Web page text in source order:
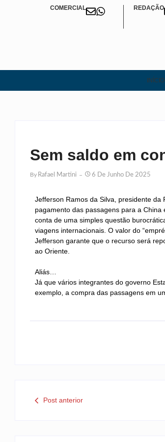
COMERCIAL REDAÇÃO
INÍCIO
Sem saldo em
By Rafael Martini 6 De Junho De 2025
Jefferson Ramos da Silva, presidente
pagamento das passagens para a
conta de uma simples questão
viagens internacionais. O valor do
Jefferson garante que o recurso será
ao Oriente.
Aliás…
Já que vários integrantes do governo
exemplo, a compra das passagens em
Post anterior